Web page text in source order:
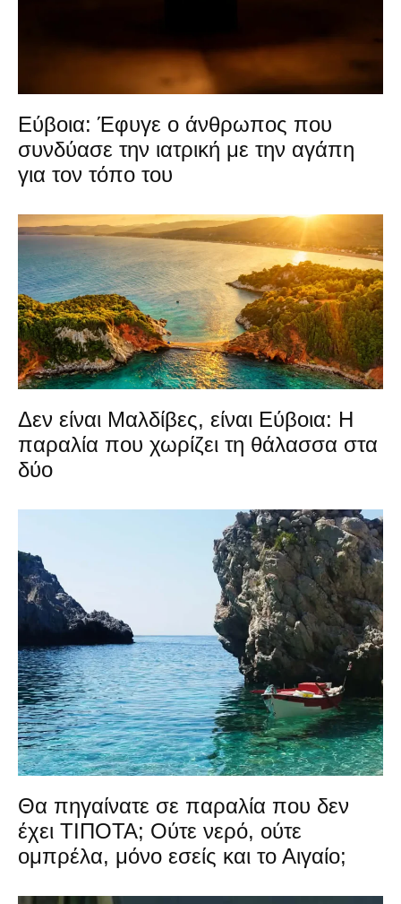
Εύβοια: Έφυγε ο άνθρωπος που
συνδύασε την ιατρική με την αγάπη
για τον τόπο του
Δεν είναι Μαλδίβες, είναι Εύβοια: Η
παραλία που χωρίζει τη θάλασσα στα
δύο
Θα πηγαίνατε σε παραλία που δεν
έχει ΤΙΠΟΤΑ; Ούτε νερό, ούτε
ομπρέλα, μόνο εσείς και το Αιγαίο;